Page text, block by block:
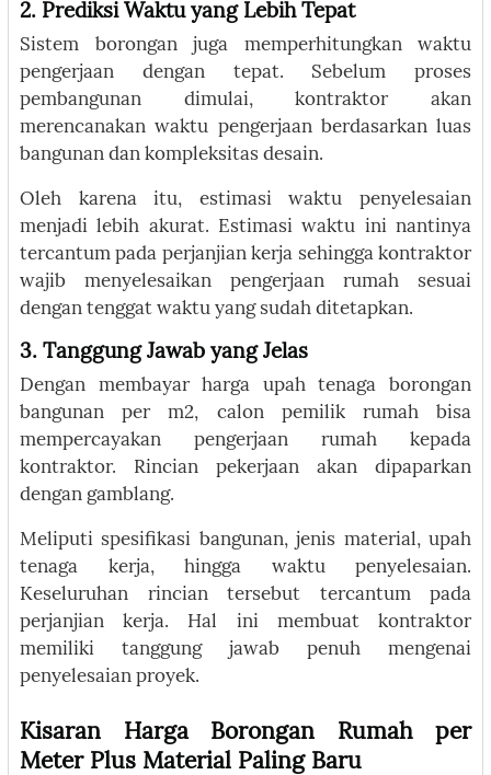
2. Prediksi Waktu yang Lebih Tepat
Sistem borongan juga memperhitungkan waktu
pengerjaan dengan tepat. Sebelum proses
pembangunan dimulai, kontraktor akan
merencanakan waktu pengerjaan berdasarkan luas
bangunan dan kompleksitas desain.
Oleh karena itu, estimasi waktu penyelesaian
menjadi lebih akurat. Estimasi waktu ini nantinya
tercantum pada perjanjian kerja sehingga kontraktor
wajib menyelesaikan pengerjaan rumah sesuai
dengan tenggat waktu yang sudah ditetapkan.
3. Tanggung Jawab yang Jelas
Dengan membayar harga upah tenaga borongan
bangunan per m2, calon pemilik rumah bisa
mempercayakan pengerjaan rumah kepada
kontraktor. Rincian pekerjaan akan dipaparkan
dengan gamblang.
Meliputi spesifikasi bangunan, jenis material, upah
tenaga kerja, hingga waktu penyelesaian.
Keseluruhan rincian tersebut tercantum pada
perjanjian kerja. Hal ini membuat kontraktor
memiliki tanggung jawab penuh mengenai
penyelesaian proyek.
Kisaran Harga Borongan Rumah per
Meter Plus Material Paling Baru